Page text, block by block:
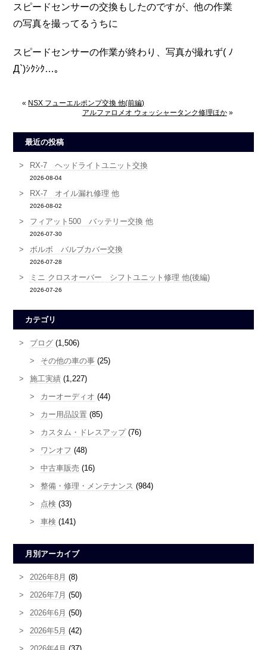
スピードセンサーの交換もしたのですが、他の作業
の写真を撮ってるうちに
スピードセンサーの作業が終わり、写真が撮れず( ﾉ
Д`)ｼｸｼｸ…。
« NSX フューエルポンプ交換 他(前編)
アルファロメオ ウォッシャータンク修理ほか»
最近の投稿
RX-7 ヘッドライトユニット交換
2026-08-04
RX-7 オイル漏れ修理 他
2026-08-02
フィアット500 バッテリー交換 他
2026-07-30
ボルボ バルブカバー交換
2026-07-28
ミニ クロスオーバー シフトユニット修理 他(後編)
2026-07-26
カテゴリ
ブログ (1,506)
その他の車の事 (25)
施工実績 (1,227)
カーオーディオ (44)
カー用品設置 (85)
カスタム・ドレスアップ(76)
ワンオフ (48)
中古車販売 (16)
整備・修理・メンテナンス (984)
点検 (33)
車検 (141)
月別アーカイブ
2026年8月 (8)
2026年7月 (50)
2026年6月 (50)
2026年5月 (42)